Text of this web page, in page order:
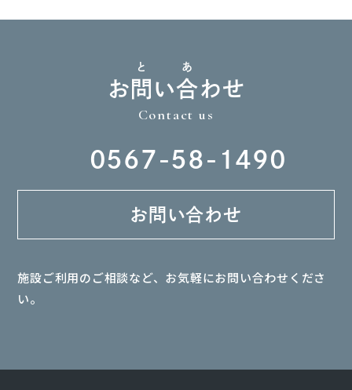
お問
と
い合
あ
わせ
Contact us
0567-58-1490
お問い合わせ
施設ご利用のご相談など、お気軽にお問い合わせくださ
い。